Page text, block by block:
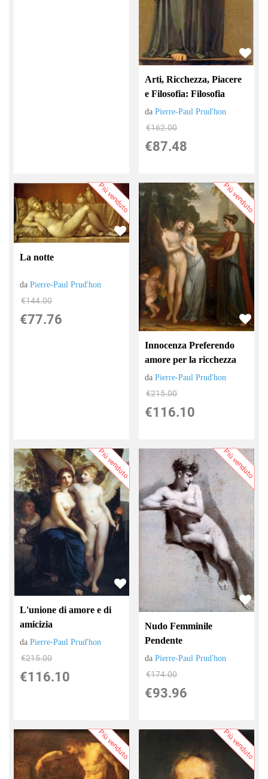
Arti, Ricchezza, Piacere
e Filosofia: Filosofia
daPierre-Paul Prud'hon
€162.00
€87.48
Più venduto
La notte
daPierre-Paul Prud'hon
€144.00
€77.76
Più venduto
Innocenza Preferendo
amore per la ricchezza
daPierre-Paul Prud'hon
€215.00
€116.10
Più venduto
L'unione di amore e di
amicizia
daPierre-Paul Prud'hon
€215.00
€116.10
Più venduto
Nudo Femminile
Pendente
daPierre-Paul Prud'hon
€174.00
€93.96
Più venduto Più venduto